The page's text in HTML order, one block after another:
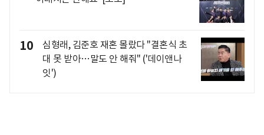
10
심형래, 김준호 재혼 몰랐다 "결혼식 초
대 못 받아…말도 안 해줘" ('데이앤나
잇')